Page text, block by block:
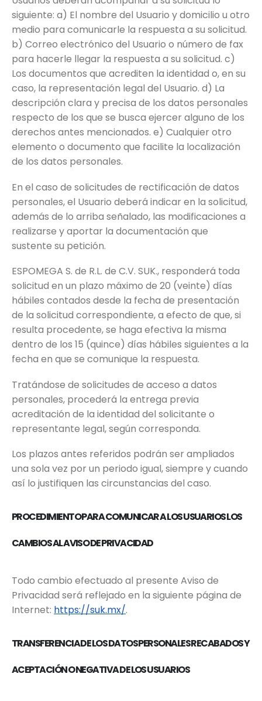
siguiente: a) El nombre del Usuario y domicilio u otro
medio para comunicarle la respuesta a su solicitud.
b) Correo electrónico del Usuario o número de fax
para hacerle llegar la respuesta a su solicitud. c)
Los documentos que acrediten la identidad o, en su
caso, la representación legal del Usuario. d) La
descripción clara y precisa de los datos personales
respecto de los que se busca ejercer alguno de los
derechos antes mencionados. e) Cualquier otro
elemento o documento que facilite la localización
de los datos personales.
En el caso de solicitudes de rectificación de datos
personales, el Usuario deberá indicar en la solicitud,
además de lo arriba señalado, las modificaciones a
realizarse y aportar la documentación que
sustente su petición.
ESPOMEGA S. de R.L. de C.V. SUK., responderá toda
solicitud en un plazo máximo de 20 (veinte) días
hábiles contados desde la fecha de presentación
de la solicitud correspondiente, a efecto de que, si
resulta procedente, se haga efectiva la misma
dentro de los 15 (quince) días hábiles siguientes a la
fecha en que se comunique la respuesta.
Tratándose de solicitudes de acceso a datos
personales, procederá la entrega previa
acreditación de la identidad del solicitante o
representante legal, según corresponda.
Los plazos antes referidos podrán ser ampliados
una sola vez por un periodo igual, siempre y cuando
así lo justifiquen las circunstancias del caso.
PROCEDIMIENTO PARA COMUNICAR A LOS USUARIOS LOS
CAMBIOS AL AVISO DE PRIVACIDAD
Todo cambio efectuado al presente Aviso de
Privacidad será reflejado en la siguiente página de
Internet: https://suk.mx/.
TRANSFERENCIA DE LOS DATOS PERSONALES RECABADOS Y
ACEPTACIÓN O NEGATIVA DE LOS USUARIOS